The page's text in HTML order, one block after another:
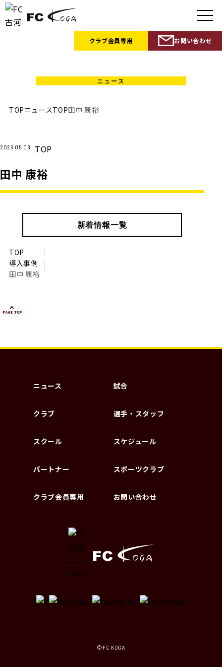
クラブ会員専用 お問い合わせ
TOPニュースTOP田中 康裕
2026.05.08 TOP
田中 康裕
新着情報一覧
TOP
導入事例
田中 康裕
PAGE TOP
©FC KOGA
ニュース 試合
クラブ 選手・スタッフ
スクール スケジュール
パートナー スポーツクラブ
クラブ会員専用 お問い合わせ